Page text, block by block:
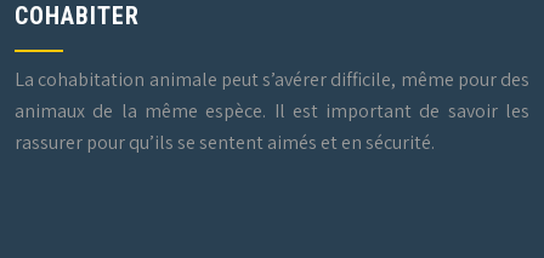
COHABITER
La cohabitation animale peut s’avérer difficile, même pour des
animaux de la même espèce. Il est important de savoir les
rassurer pour qu’ils se sentent aimés et en sécurité.